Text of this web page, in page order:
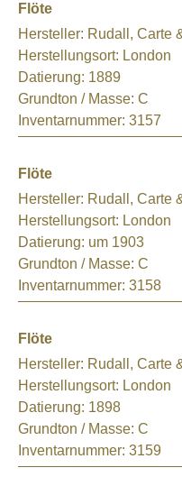
Flöte
Hersteller: Rudall, Carte
Herstellungsort: London
Datierung: 1889
Grundton / Masse: C
Inventarnummer: 3157
Flöte
Hersteller: Rudall, Carte
Herstellungsort: London
Datierung: um 1903
Grundton / Masse: C
Inventarnummer: 3158
Flöte
Hersteller: Rudall, Carte
Herstellungsort: London
Datierung: 1898
Grundton / Masse: C
Inventarnummer: 3159